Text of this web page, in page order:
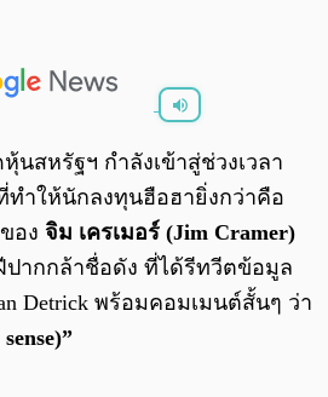
0:00
นสหรัฐฯ กำลังเข้าสู่ช่วงเวลา
ำให้นักลงทุนฮือฮายิ่งกว่าคือ
อง จิม เครเมอร์ (Jim Cramer)
ปากกล้าชื่อดัง ที่ได้รีทวีตข้อมูล
Detrick พร้อมคอมเมนต์สั้นๆ ว่า